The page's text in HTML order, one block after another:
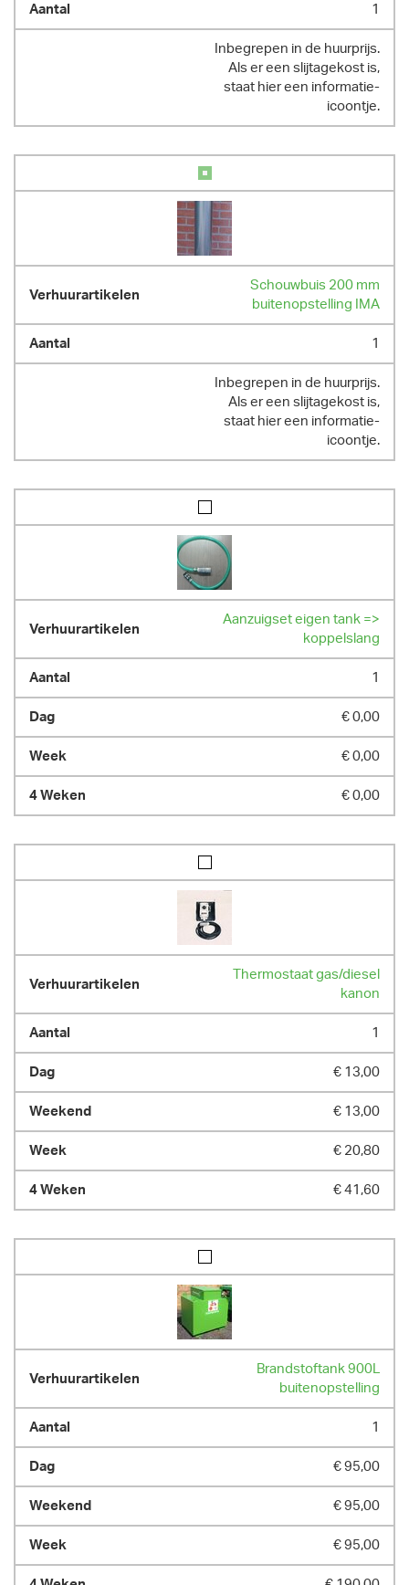
1
Inbegrepen in de huurprijs.
Als er een slijtagekost is,
staat hier een informatie-
icoontje.
Schouwbuis 200 mm
buitenopstelling IMA
1
Inbegrepen in de huurprijs.
Als er een slijtagekost is,
staat hier een informatie-
icoontje.
Aanzuigset eigen tank =>
koppelslang
1
€ 0,00
€ 0,00
€ 0,00
Thermostaat gas/diesel
kanon
1
€ 13,00
€ 13,00
€ 20,80
€ 41,60
Brandstoftank 900L
buitenopstelling
1
€ 95,00
€ 95,00
€ 95,00